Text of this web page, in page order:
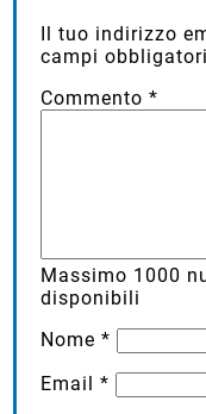
Il tuo indirizzo
campi
Commento*
Massimo 1000
disponibili
Nome*
Email*